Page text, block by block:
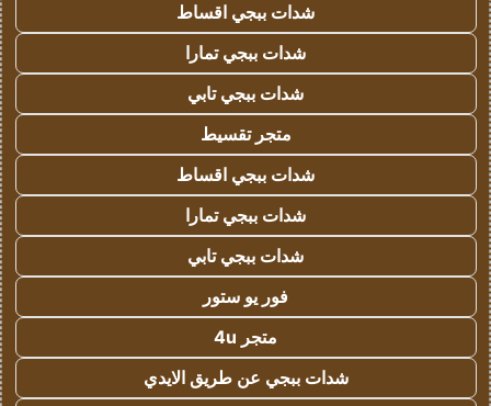
شدات ببجي اقساط
شدات ببجي تمارا
شدات ببجي تابي
متجر تقسيط
شدات ببجي اقساط
شدات ببجي تمارا
شدات ببجي تابي
فور يو ستور
متجر 4u
شدات ببجي عن طريق الايدي